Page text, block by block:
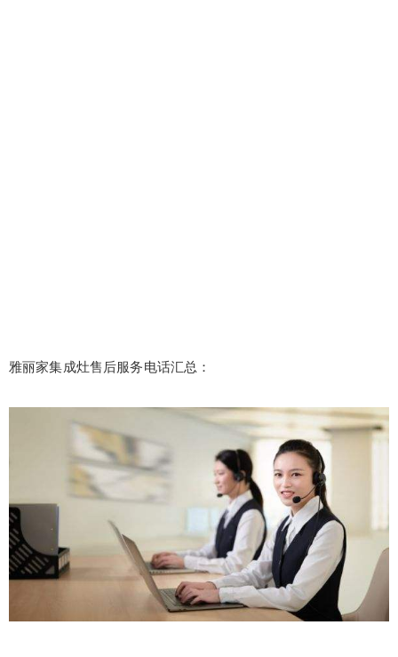
雅丽家集成灶售后服务电话汇总：